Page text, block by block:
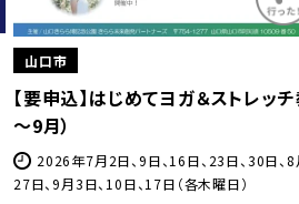
山口市
【要申込】きららサッカースクール（
2026年7月2日、9日、23日、30日、8月6日、
9月3日、10日、17日（各木曜日)
キッズ
体験
スポーツ・レジャー